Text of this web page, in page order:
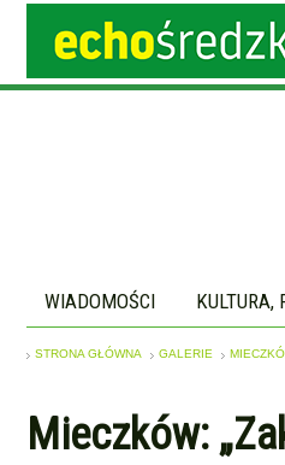
WIADOMOŚCI KULTURA,
STRONA GŁÓWNA GALERIE
Mieczków: